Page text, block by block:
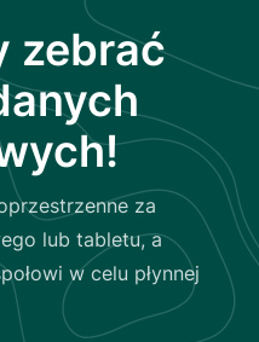
zebrać
za
lub tabletu, a
w celu płynnej